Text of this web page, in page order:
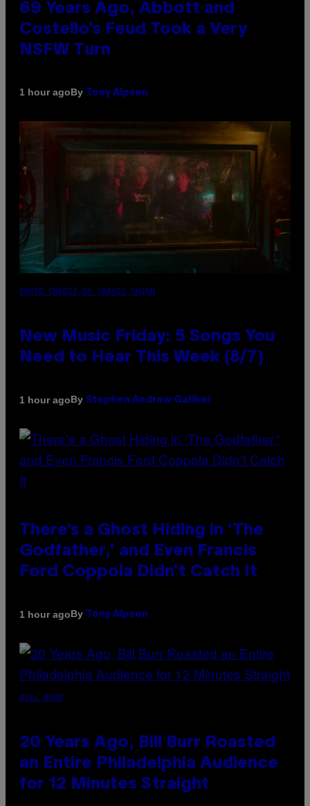
69 Years Ago, Abbott and
Costello’s Feud Took a Very
NSFW Turn
1 hour agoBy Tony Alpsen
PHOTO CREDIT BY TRAVIS SHINN
New Music Friday: 5 Songs You
Need to Hear This Week (8/7)
1 hour agoBy Stephen Andrew Galiher
There’s a Ghost Hiding in ‘The
Godfather,’ and Even Francis
Ford Coppola Didn’t Catch It
1 hour agoBy Tony Alpsen
BILL BURR
20 Years Ago, Bill Burr Roasted
an Entire Philadelphia Audience
for 12 Minutes Straight